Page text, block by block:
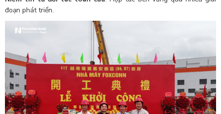
đoạn phát triển.